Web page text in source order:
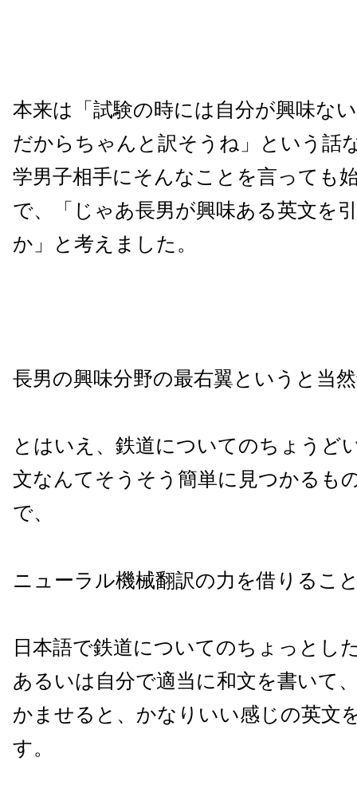
本来は「試験の時には自分が興味な
だからちゃんと訳そうね」という話
学男子相手にそんなことを言っても
で、「じゃあ長男が興味ある英文を
か」と考えました。
長男の興味分野の最右翼というと当
とはいえ、鉄道についてのちょうど
文なんてそうそう簡単に見つかるも
で、
ニューラル機械翻訳の力を借りるこ
日本語で鉄道についてのちょっとし
あるいは自分で適当に和文を書いて
かませると、かなりいい感じの英文
す。